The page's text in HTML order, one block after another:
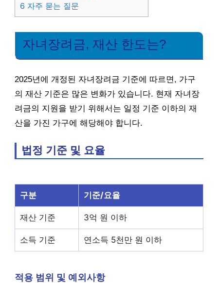
6 자주 묻는 질문
자녀장려금, 재산 한도는?
2025년에 개정된 자녀장려금 기준에 따르면, 가구
의 재산 기준은 많은 변화가 있습니다. 현재 자녀장
려금의 지원을 받기 위해서는 일정 기준 이하의 재
산을 가진 가구에 해당해야 합니다.
법정 기준 및 요율
구분 기준/요율
재산 기준 3억 원 이하
소득 기준 연소득 5천만 원 이하
적용 범위 및 예외사항